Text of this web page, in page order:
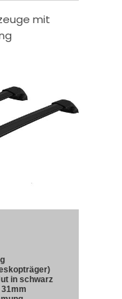
mit
in schwarz